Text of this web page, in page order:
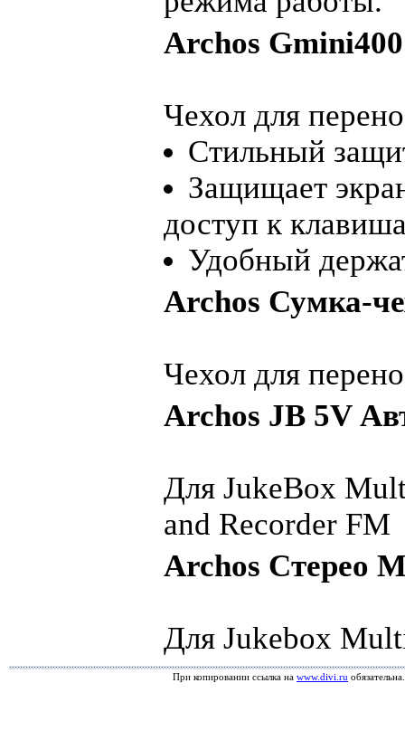
Archos
Чехол для
Стильный
Защищает
доступ к
Удобный
Archos Сумка-
Чехол для
Archos JB 5V
Для JukeBox
and Recorder FM
Archos Стерео
Для Jukebox
При копировании ссылка на www.divi.ru